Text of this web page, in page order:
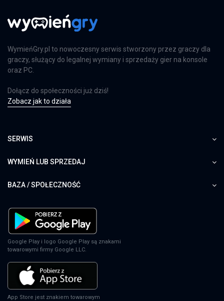
WymieńGry.pl to nowoczesny serwis stworzony przez graczy dla
graczy, służący do legalnej wymiany i sprzedaży gier na konsole
oraz PC.
Dołącz do społeczności już dziś!
Zobacz jak to działa
SERWIS
WYMIEŃ LUB SPRZEDAJ
BAZA / SPOŁECZNOŚĆ
Google Play i logo Google Play są znakami
towarowymi firmy Google LLC.
App Store jest znakiem towarowym